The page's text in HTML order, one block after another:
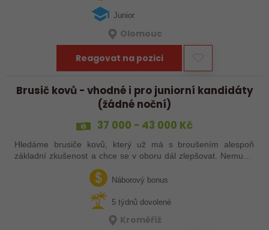
Junior
Olomouc
Reagovat na pozici
Brusič kovů - vhodné i pro juniorní kandidáty
(žádné noční)
37 000 - 43 000 Kč
Hledáme brusiče kovů, který už má s broušením alespoň
základní zkušenost a chce se v oboru dál zlepšovat. Nemusíš
být samostatný specialista s dlouholetou praxí. Důležité je,
abys už někdy pracoval…Náborový bonus
5 týdnů dovolené
Kroměříž